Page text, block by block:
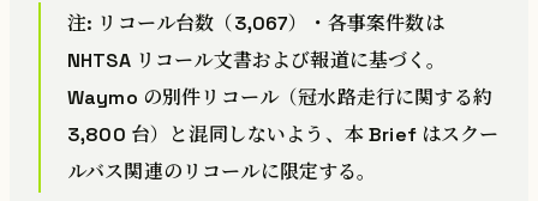
注: リコール台数（3,067）・各事案件数は
NHTSA リコール文書および報道に基づく。
Waymo の別件リコール（冠水路走行に関する約
3,800 台）と混同しないよう、本 Brief はスクー
ルバス関連のリコールに限定する。